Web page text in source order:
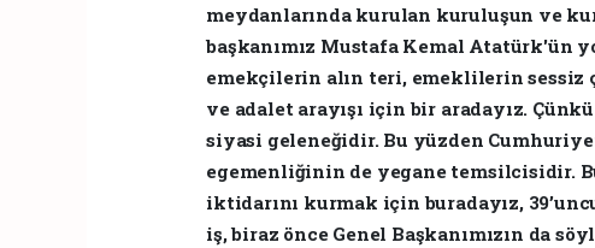
meydanlarında kurulan kuruluşun ve
başkanımız Mustafa Kemal Atatürk'ün
emekçilerin alın teri, emeklilerin sessiz
ve adalet arayışı için bir aradayız.
siyasi geleneğidir. Bu yüzden
egemenliğinin de yegane temsilcisidir.
iktidarını kurmak için buradayız,
iş, biraz önce Genel Başkanımızın da